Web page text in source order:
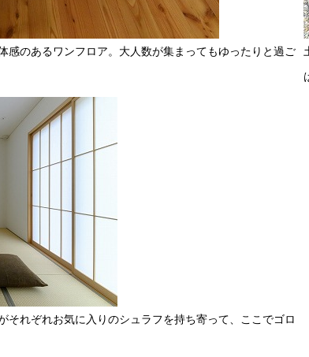
感のあるワンフロア。大人数が集まってもゆったりと過ご
それぞれお気に入りのシュラフを持ち寄って、ここでゴロ